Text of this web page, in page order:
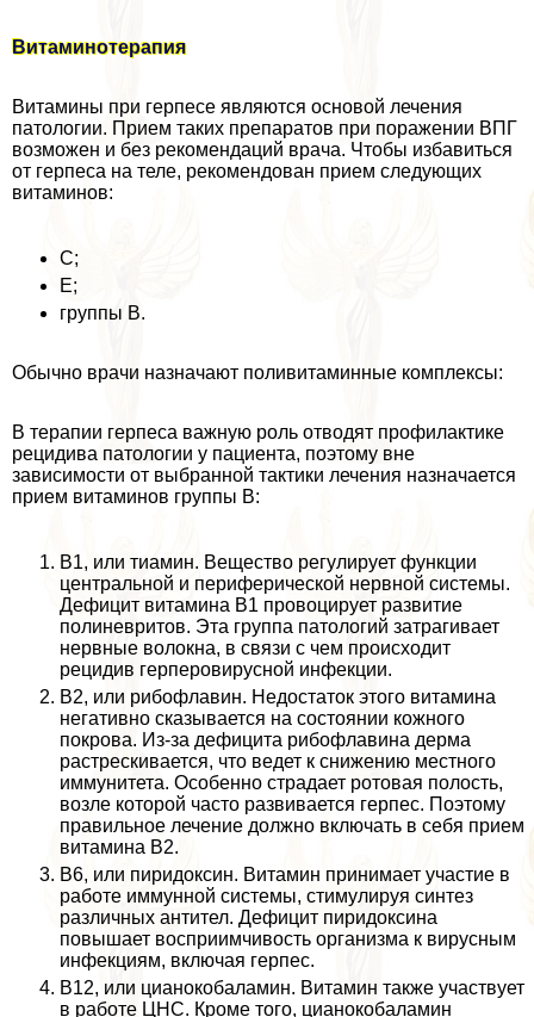
Витаминотерапия
Витамины при гepпeсе являются основой лечения
патологии. Прием таких препаратов при поражении ВПГ
возможен и без рекомендаций врача. Чтобы избавиться
от гepпeса на теле, рекомендован прием следующих
витаминов:
С;
Е;
группы В.
Обычно врачи назначают поливитаминные комплексы:
В терапии гepпeса важную роль отводят профилактике
рецидива патологии у пациента, поэтому вне
зависимости от выбранной тактики лечения назначается
прием витаминов группы В:
В1, или тиамин. Вещество регулирует функции
центральной и периферической нервной системы.
Дефицит витамина В1 провоцирует развитие
полиневритов. Эта группа патологий затрагивает
нервные волокна, в связи с чем происходит
рецидив герперовирусной инфекции.
В2, или рибофлавин. Недостаток этого витамина
негативно сказывается на состоянии кожного
покрова. Из-за дефицита рибофлавина дерма
растрескивается, что ведет к снижению местного
иммунитета. Особенно страдает ротовая полость,
возле которой часто развивается гepпeс. Поэтому
правильное лечение должно включать в себя прием
витамина В2.
В6, или пиридоксин. Витамин принимает участие в
работе иммунной системы, стимулируя синтез
различных антител. Дефицит пиридоксина
повышает восприимчивость организма к вирусным
инфекциям, включая гepпeс.
В12, или цианокобаламин. Витамин также участвует
в работе ЦНС. Кроме того, цианокобаламин